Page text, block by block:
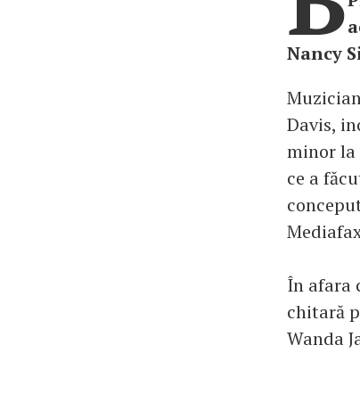
Nancy
Davis,
minor la
ce a
În afara
chitară
Wanda